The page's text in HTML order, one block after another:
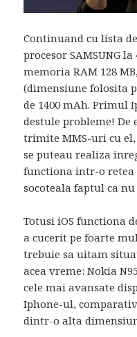
Continuand cu lista
procesor SAMSUNG
memoria RAM 128
(dimensiune folosita
de 1400 mAh. Primul
destule probleme! De
trimite MMS-uri cu el,
se puteau realiza
functiona intr-o retea
socoteala faptul ca
Totusi iOS functiona
a cucerit pe foarte
trebuie sa uitam
acea vreme: Nokia
cele mai avansate
Iphone-ul,
dintr-o alta